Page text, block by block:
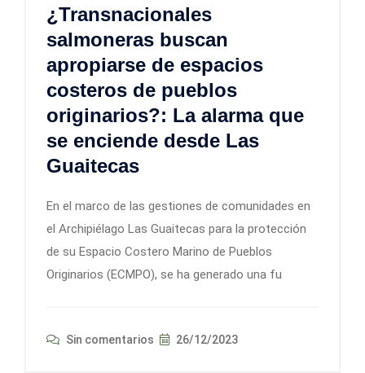
¿Transnacionales
salmoneras buscan
apropiarse de espacios
costeros de pueblos
originarios?: La alarma que
se enciende desde Las
Guaitecas
En el marco de las gestiones de comunidades en
el Archipiélago Las Guaitecas para la protección
de su Espacio Costero Marino de Pueblos
Originarios (ECMPO), se ha generado una fu
Sin comentarios 26/12/2023